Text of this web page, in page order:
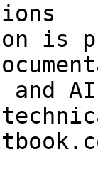
is
and